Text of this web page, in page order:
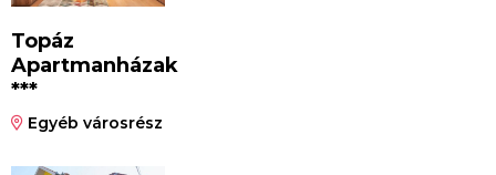
Topáz
Apartmanházak
***
Egyéb városrész